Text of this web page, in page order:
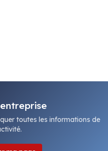
toutes les informations de